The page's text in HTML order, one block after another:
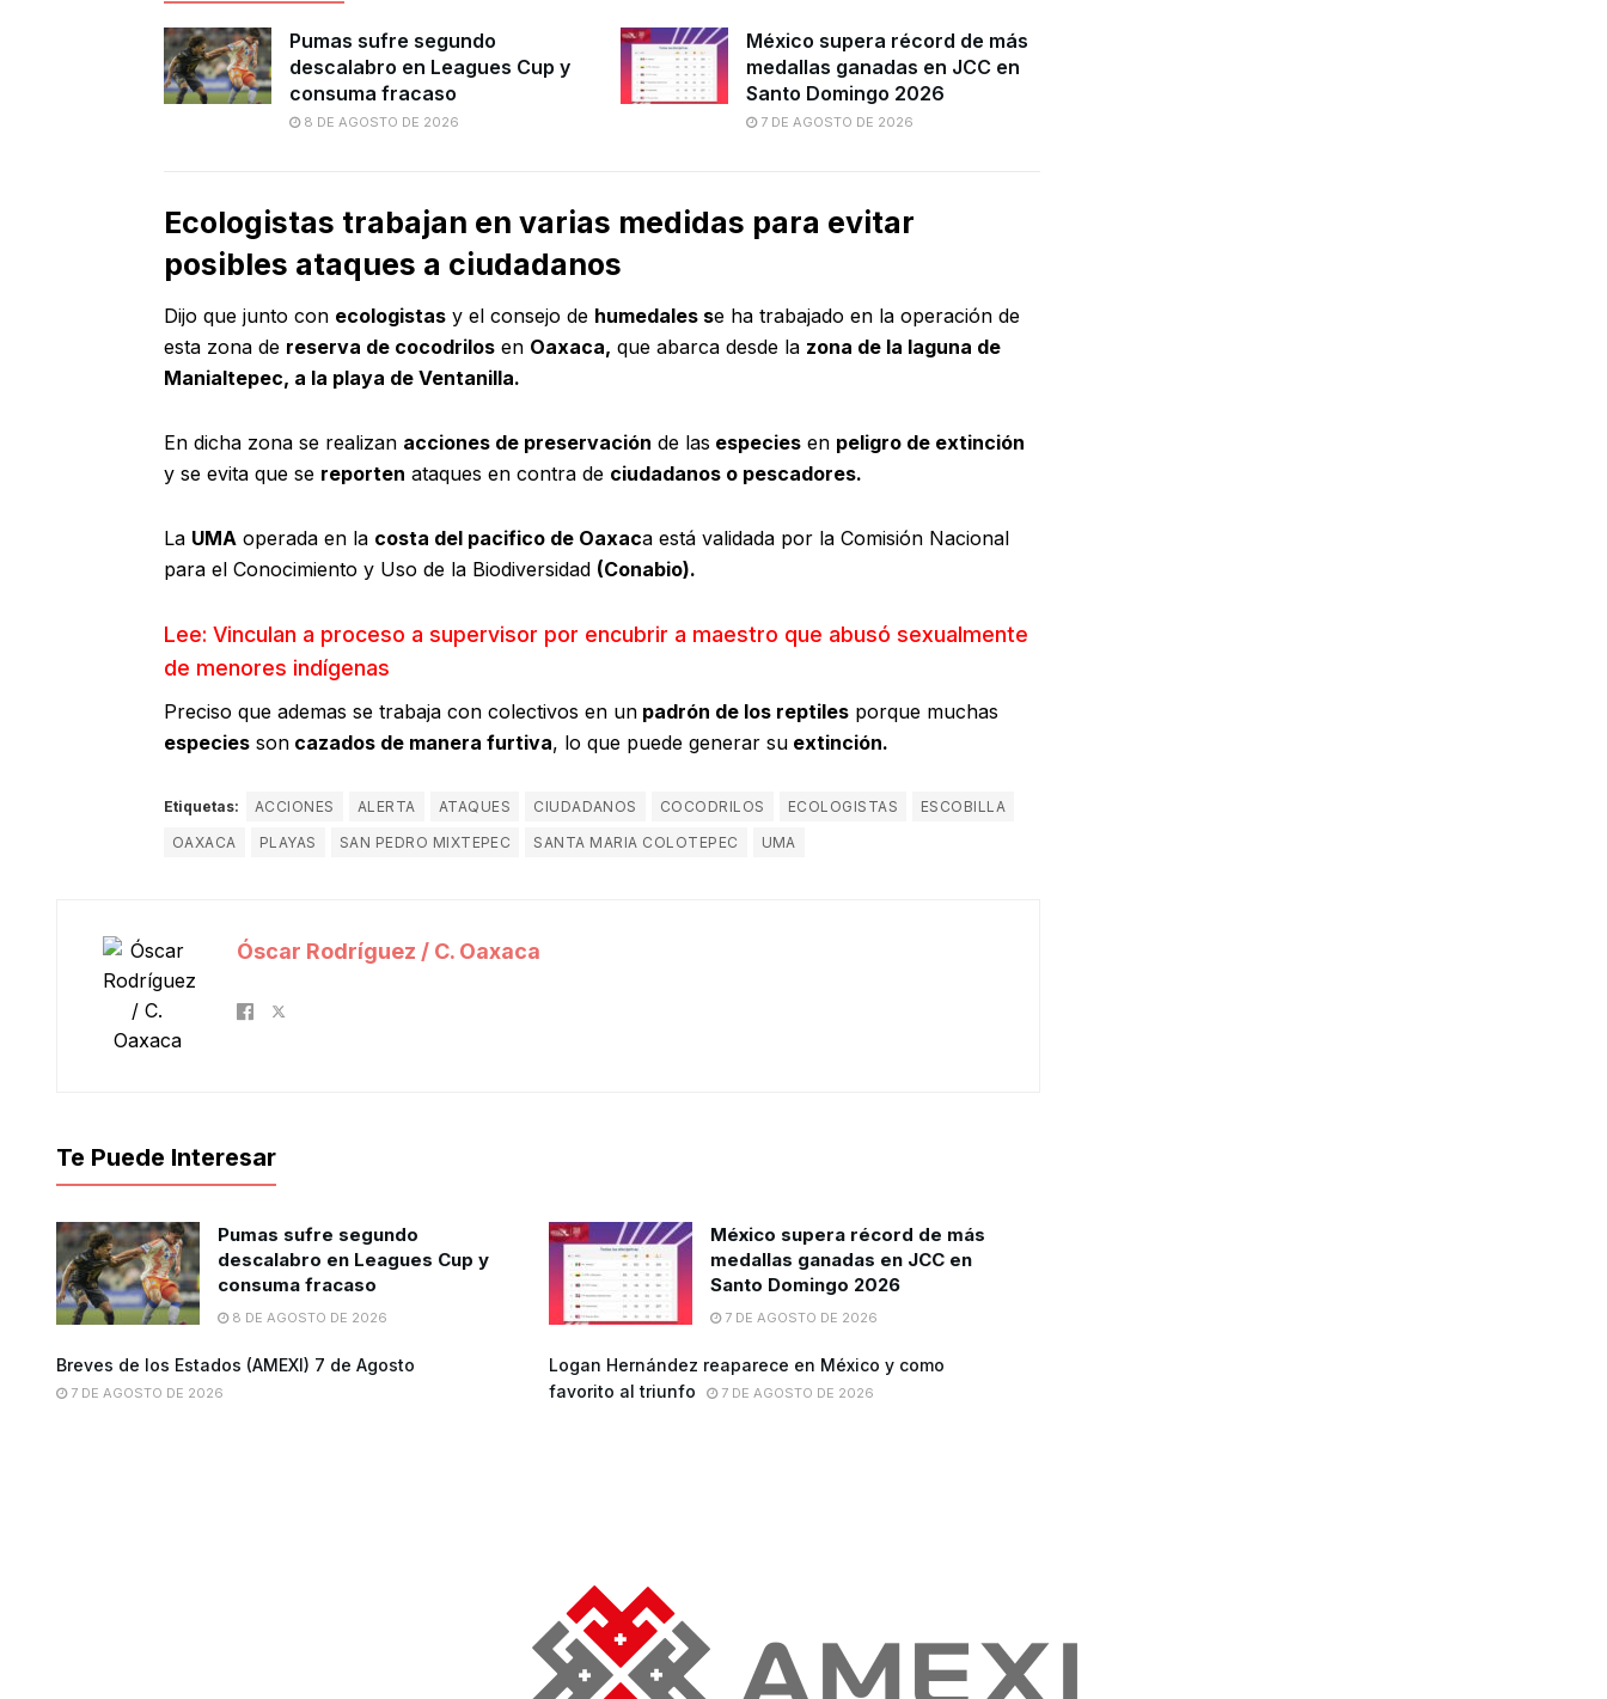
Pumas sufre segundo
descalabro en Leagues Cup y
consuma fracaso
8 DE AGOSTO DE 2026
México supera récord de más
medallas ganadas en JCC en
Santo Domingo 2026
7 DE AGOSTO DE 2026
Ecologistas trabajan en varias medidas para evitar
posibles ataques a ciudadanos
Dijo que junto con ecologistas y el consejo de humedales se ha trabajado en la operación de
esta zona de reserva de cocodrilos en Oaxaca, que abarca desde la zona de la laguna de
Manialtepec, a la playa de Ventanilla.
En dicha zona se realizan acciones de preservación de las especies en peligro de extinción
y se evita que se reporten ataques en contra de ciudadanos o pescadores.
La UMA operada en la costa del pacifico de Oaxaca está validada por la Comisión Nacional
para el Conocimiento y Uso de la Biodiversidad (Conabio).
Lee: Vinculan a proceso a supervisor por encubrir a maestro que abusó sexualmente
de menores indígenas
Preciso que ademas se trabaja con colectivos en un padrón de los reptiles porque muchas
especies son cazados de manera furtiva, lo que puede generar su extinción.
Etiquetas: ACCIONES ALERTA ATAQUES CIUDADANOS COCODRILOS ECOLOGISTAS
ESCOBILLA
OAXACA
PLAYAS SAN PEDRO MIXTEPEC SANTA MARIA COLOTEPEC UMA
Óscar Rodríguez / C. Oaxaca
Te Puede Interesar
Pumas sufre segundo
descalabro en Leagues Cup y
consuma fracaso
8 DE AGOSTO DE 2026
México supera récord de más
medallas ganadas en JCC en
Santo Domingo 2026
7 DE AGOSTO DE 2026
Breves de los Estados (AMEXI) 7 de Agosto
7 DE AGOSTO DE 2026
Logan Hernández reaparece en México y como
favorito al triunfo
7 DE AGOSTO DE 2026